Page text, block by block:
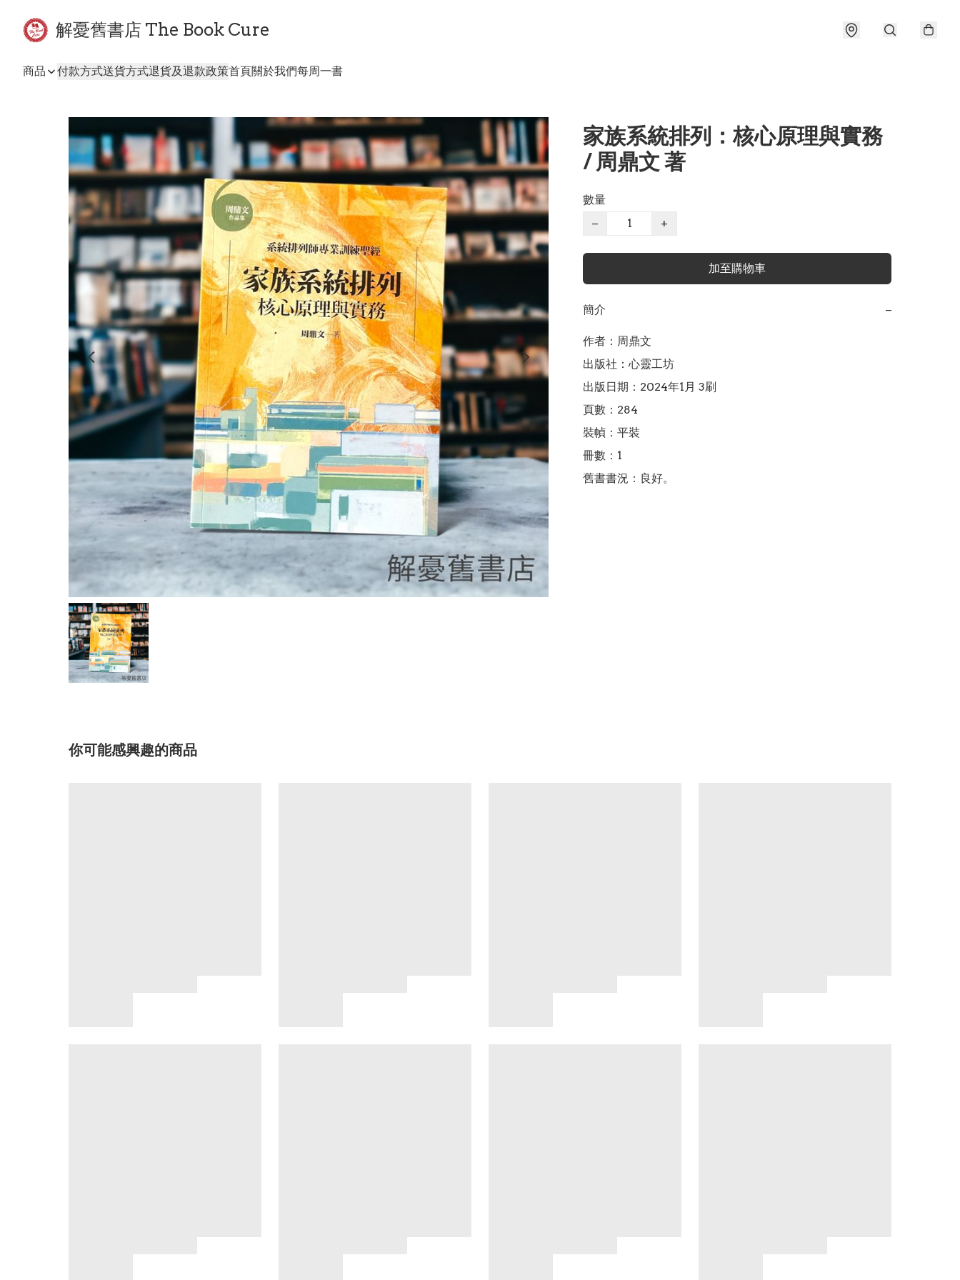
解憂舊書店 The Book Cure
商品 付款方式送貨方式退貨及退款政策首頁關於我們每周一書
家族系統排列：核心原理與實務
/ 周鼎文 著
數量
−
+
加至購物車
簡介 −
作者：周鼎文
出版社：心靈工坊
出版日期：2024年1月 3刷
頁數：284
裝幀：平裝
冊數：1
舊書書況：良好。
你可能感興趣的商品